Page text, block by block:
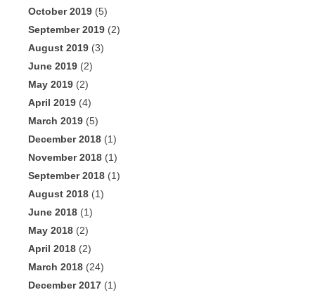
October 2019 (5)
September 2019 (2)
August 2019 (3)
June 2019 (2)
May 2019 (2)
April 2019 (4)
March 2019 (5)
December 2018 (1)
November 2018 (1)
September 2018 (1)
August 2018 (1)
June 2018 (1)
May 2018 (2)
April 2018 (2)
March 2018 (24)
December 2017 (1)